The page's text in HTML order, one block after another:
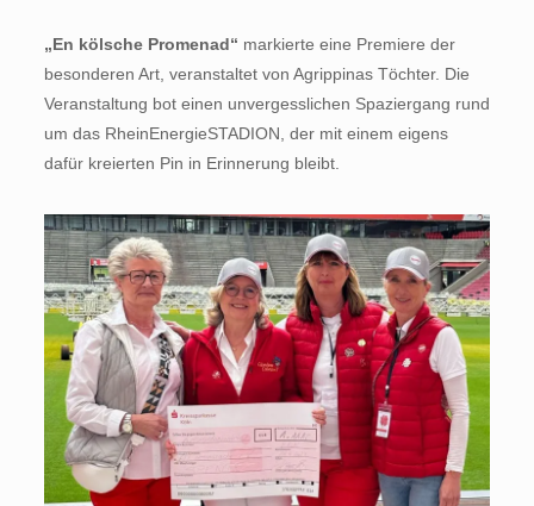
„En kölsche Promenad“ markierte eine Premiere der
besonderen Art, veranstaltet von Agrippinas Töchter. Die
Veranstaltung bot einen unvergesslichen Spaziergang rund
um das RheinEnergieSTADION, der mit einem eigens
dafür kreierten Pin in Erinnerung bleibt.